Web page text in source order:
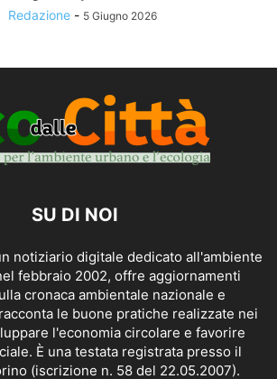
Redazione - 5 Giugno 2026
SU DI NOI
notiziario digitale dedicato all'ambiente
febbraio 2002, offre aggiornamenti
cronaca ambientale nazionale e
le buone pratiche realizzate nei
l'economia circolare e favorire
È una testata registrata presso il
(iscrizione n. 58 del 22.05.2007).